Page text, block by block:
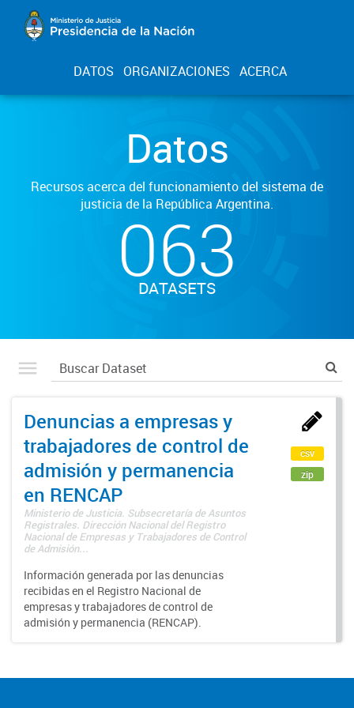
DATOS ORGANIZACIONES ACERCA
Datos
Recursos acerca del funcionamiento del sistema de
justicia de la República Argentina.
063
DATASETS
Denuncias a empresas y
trabajadores de control de
admisión y permanencia
en RENCAP
Ministerio de Justicia. Subsecretaría de Asuntos
Registrales. Dirección Nacional del Registro
Nacional de Empresas y Trabajadores de Control
de Admisión...
Información generada por las denuncias
recibidas en el Registro Nacional de
empresas y trabajadores de control de
admisión y permanencia (RENCAP).
csv
zip